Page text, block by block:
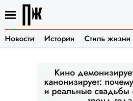
Новости Истории Стиль жизни